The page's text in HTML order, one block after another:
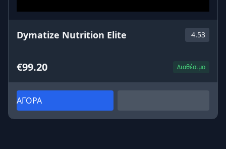
Dymatize Nutrition Elite 4.53
€99.20 Διαθέσιμο
ΑΓΟΡΑ